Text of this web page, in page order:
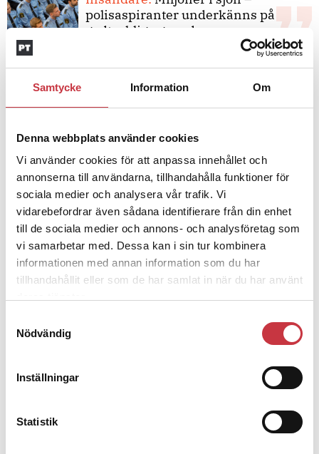
Samtycke Information Om
Denna webbplats använder cookies
Vi använder cookies för att anpassa innehållet och
annonserna till användarna, tillhandahålla funktioner för
sociala medier och analysera vår trafik. Vi
vidarebefordrar även sådana identifierare från din enhet
till de sociala medier och annons- och analysföretag som
vi samarbetar med. Dessa kan i sin tur kombinera
informationen med annan information som du har
tillhandahållit eller som de har samlat in när du har använt
Nödvändig
Inställningar
Statistik
polisaspiranter underkänns på
godtyckliga grunder
Polisregionen erkänner fel: ”Kommer
att rättas till”